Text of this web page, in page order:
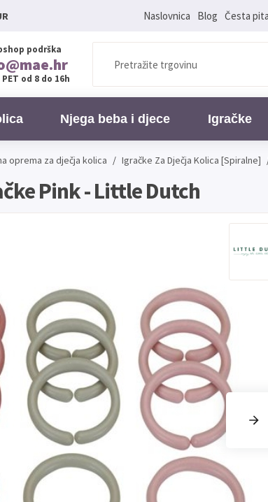
Naslovnica Blog Česta
podrška
PET od 8 do 16h
Njega beba i djece Igračke
oprema za dječja kolica / Igračke Za Dječja Kolica [Spiralne]
Pink - Little Dutch